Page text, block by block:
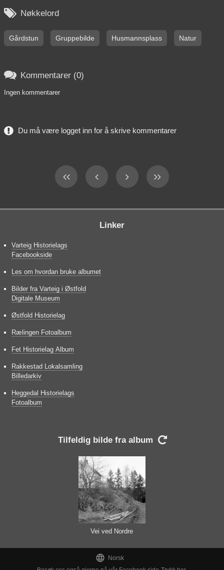
 Nøkkelord
Gårdstun Gruppebilde Husmannsplass Natur
 Kommentarer (0)
Ingen kommentarer
Du må være logget inn for å skrive kommentarer
Linker
Varteig Historielags
Facebookside
Les om hvordan bruke albumet
Bilder fra Varteig i Østfold
Digitale Museum
Østfold Historielag
Rælingen Fotoalbum
Fet Historielag Album
Rakkestad Lokalsamling
Billedarkiv
Heggedal Historielags
Fotoalbum
Tilfeldig bilde fra album 
Vei ved Nordre

Norsk